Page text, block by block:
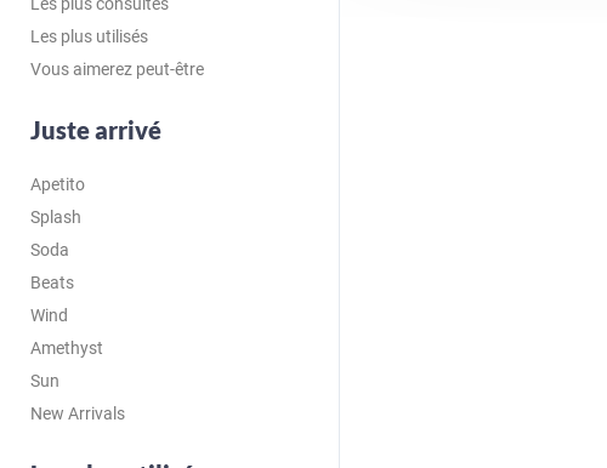
Les plus utilisés
Vous aimerez peut-être
Juste arrivé
Apetito
Splash
Soda
Beats
Wind
Amethyst
Sun
New Arrivals